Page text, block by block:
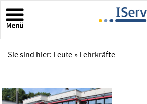
Sie sind hier: Leute » Lehrkräfte